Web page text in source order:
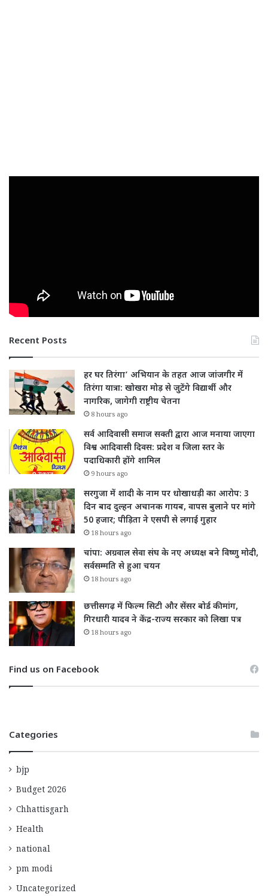
Recent Posts
हर घर तिरंगा’ अभियान के तहत आज जांजगीर में
तिरंगा यात्रा: खोखरा मोड़ से जुटेंगे विद्यार्थी और
नागरिक, जागेगी राष्ट्रीय चेतना
8 hours ago
सर्व आदिवासी समाज सक्ती द्वारा आज मनाया जाएगा
विश्व आदिवासी दिवस: प्रदेश व जिला स्तर के
पदाधिकारी होंगे शामिल
9 hours ago
सरगुजा में शादी के नाम पर धोखाधड़ी का आरोप: 3
दिन बाद दुल्हन अचानक गायब, वापस बुलाने पर मांगे
50 हजार; पीड़िता ने एसपी से लगाई गुहार
18 hours ago
चांपा: अग्रवाल सेवा संघ के नए अध्यक्ष बने विष्णु मोदी,
सर्वसम्मति से हुआ चयन
18 hours ago
छत्तीसगढ़ में फिल्म सिटी और सेंसर बोर्ड की मांग,
गिरधारी यादव ने केंद्र-राज्य सरकार को लिखा पत्र
18 hours ago
Find us on Facebook
Categories
bjp
Budget 2026
Chhattisgarh
Health
national
pm modi
Uncategorized